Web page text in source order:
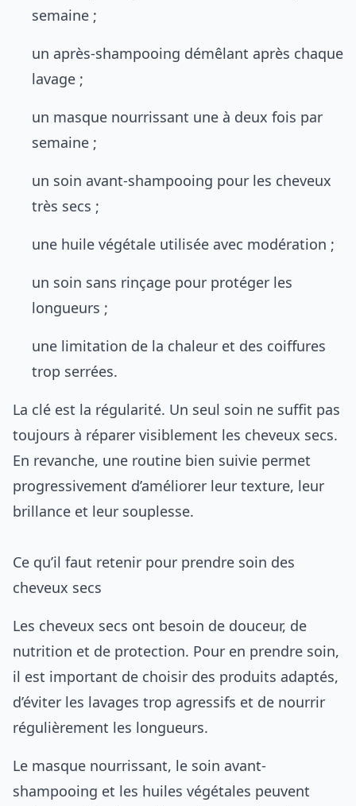
semaine ;
un après-shampooing démêlant après chaque
lavage ;
un masque nourrissant une à deux fois par
semaine ;
un soin avant-shampooing pour les cheveux
très secs ;
une huile végétale utilisée avec modération ;
un soin sans rinçage pour protéger les
longueurs ;
une limitation de la chaleur et des coiffures
trop serrées.
La clé est la régularité. Un seul soin ne suffit pas
toujours à réparer visiblement les cheveux secs.
En revanche, une routine bien suivie permet
progressivement d’améliorer leur texture, leur
brillance et leur souplesse.
Ce qu’il faut retenir pour prendre soin des
cheveux secs
Les cheveux secs ont besoin de douceur, de
nutrition et de protection. Pour en prendre soin,
il est important de choisir des produits adaptés,
d’éviter les lavages trop agressifs et de nourrir
régulièrement les longueurs.
Le masque nourrissant, le soin avant-
shampooing et les huiles végétales peuvent